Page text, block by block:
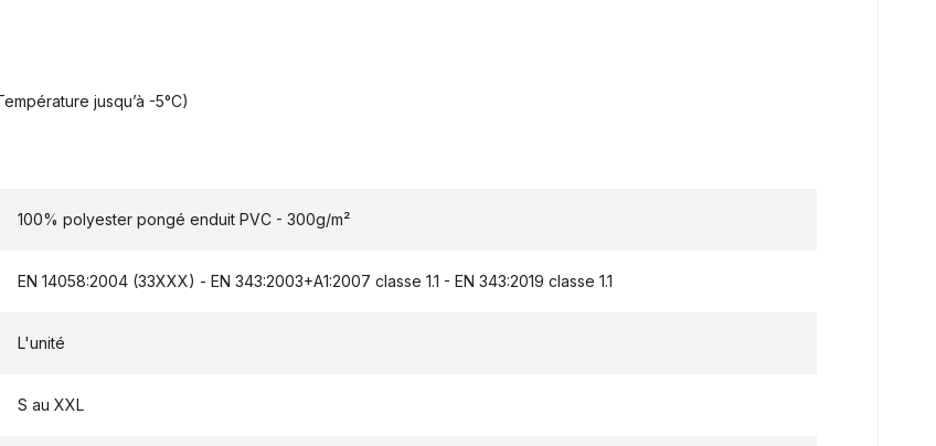
jusqu’à -5°C)
100% polyester pongé enduit PVC - 300g/m²
EN 14058:2004 (33XXX) - EN 343:2003+A1:2007 classe 1.1 - EN 343:2019 classe 1.1
L'unité
S au XXL